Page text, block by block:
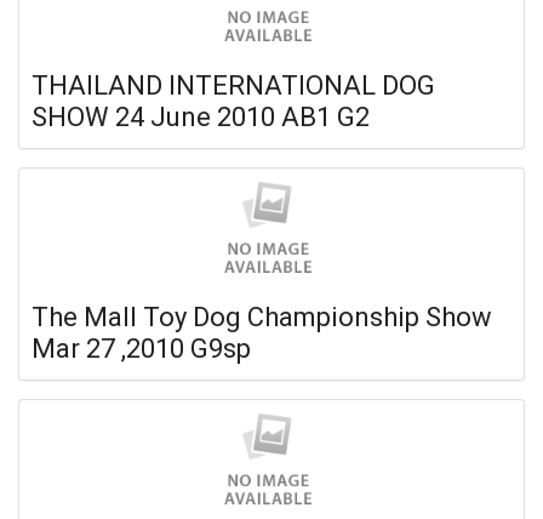
THAILAND INTERNATIONAL DOG
SHOW 24 June 2010 AB1 G2
The Mall Toy Dog Championship Show
Mar 27 ,2010 G9sp